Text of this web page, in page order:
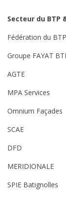
Secteur du BTP
Fédération du
Groupe FAYAT
AGTE
MPA Services
Omnium Façades
SCAE
DFD
MERIDIONALE
SPIE Batignolles